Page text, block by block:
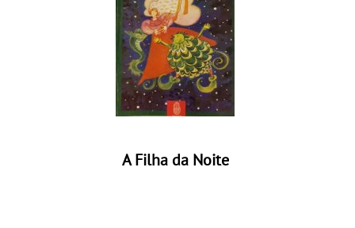
A Filha da Noite